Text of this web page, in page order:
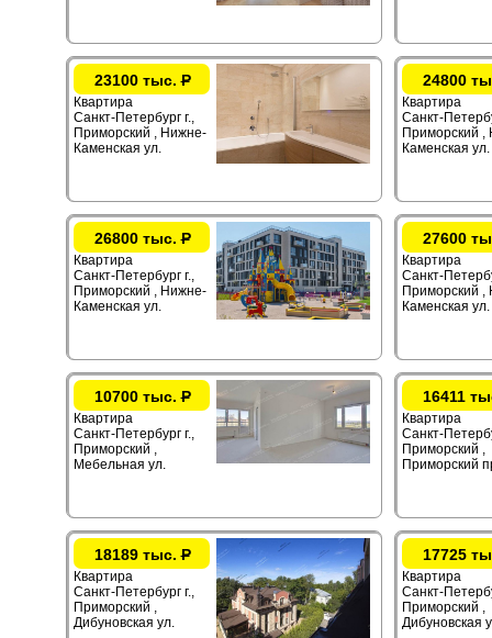
23100 тыс.Р
Квартира
Санкт-Петербург г.,
Приморский , Нижне-
Каменская ул.
24800
Квартира
Санкт-
Приморский ,
Каменская ул.
26800 тыс.Р
Квартира
Санкт-Петербург г.,
Приморский , Нижне-
Каменская ул.
27600
Квартира
Санкт-
Приморский ,
Каменская ул.
10700 тыс.Р
Квартира
Санкт-Петербург г.,
Приморский ,
Мебельная ул.
16411
Квартира
Санкт-
Приморский ,
Приморский
18189 тыс.Р
Квартира
Санкт-Петербург г.,
Приморский ,
Дибуновская ул.
17725
Квартира
Санкт-
Приморский ,
Дибуновская